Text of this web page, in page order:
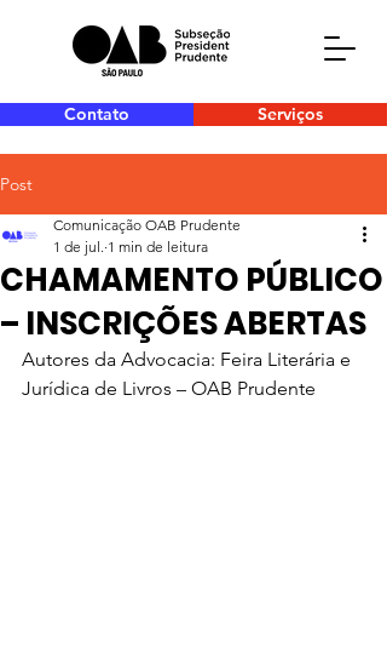
Contato Serviços
Post
CHAMAMENTO PÚBLICO
– INSCRIÇÕES ABERTAS
Comunicação OAB Prudente
1 de jul. 1 min de leitura
Autores da Advocacia: Feira Literária e
Jurídica de Livros – OAB Prudente